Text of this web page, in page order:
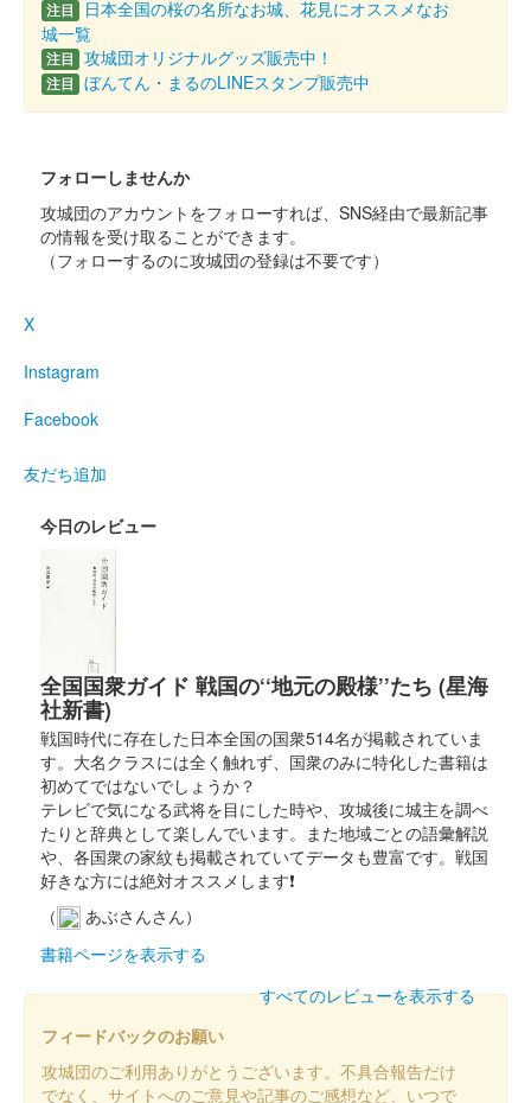
白井城 御城印 上杉謙信公冬限定印
白井城 御城印
販売終了
50枚限定
白井城 御城印
販売終了
令和6年9月8日に開催された御城印合戦in福知山のいわつき武者
印。40枚限定
白井城 御城印
白井城 御城印
長野剛氏のイラストを使用。ぐんま特使Menkoiガールズが文字
を担当した。
白井城 御城印 夏限定版
ぐんま特使Menkoiガールズが文字を担当した。
白井城 御城印
夏限定版
ぐんま特使Menkoiガールズが文字を担当した。
注目
日本全国の桜の名所なお城、花見にオススメなお
城一覧
注目 攻城団オリジナルグッズ販売中！
注目 ぼんてん・まるのLINEスタンプ販売中
フォローしませんか
攻城団のアカウントをフォローすれば、SNS経由で最新記事
の情報を受け取ることができます。
（フォローするのに攻城団の登録は不要です）
X
Instagram
Facebook
友だち追加
今日のレビュー
全国国衆ガイド 戦国の‘‘地元の殿様’’たち (星海
社新書)
戦国時代に存在した日本全国の国衆514名が掲載されていま
す。大名クラスには全く触れず、国衆のみに特化した書籍は
初めてではないでしょうか？
テレビで気になる武将を目にした時や、攻城後に城主を調べ
たりと辞典として楽しんでいます。また地域ごとの語彙解説
や、各国衆の家紋も掲載されていてデータも豊富です。戦国
好きな方には絶対オススメします❗
（
あぶさんさん）
書籍ページを表示する
すべてのレビューを表示する
フィードバックのお願い
攻城団のご利用ありがとうございます。不具合報告だけ
でなく、サイトへのご意見や記事のご感想など、いつで